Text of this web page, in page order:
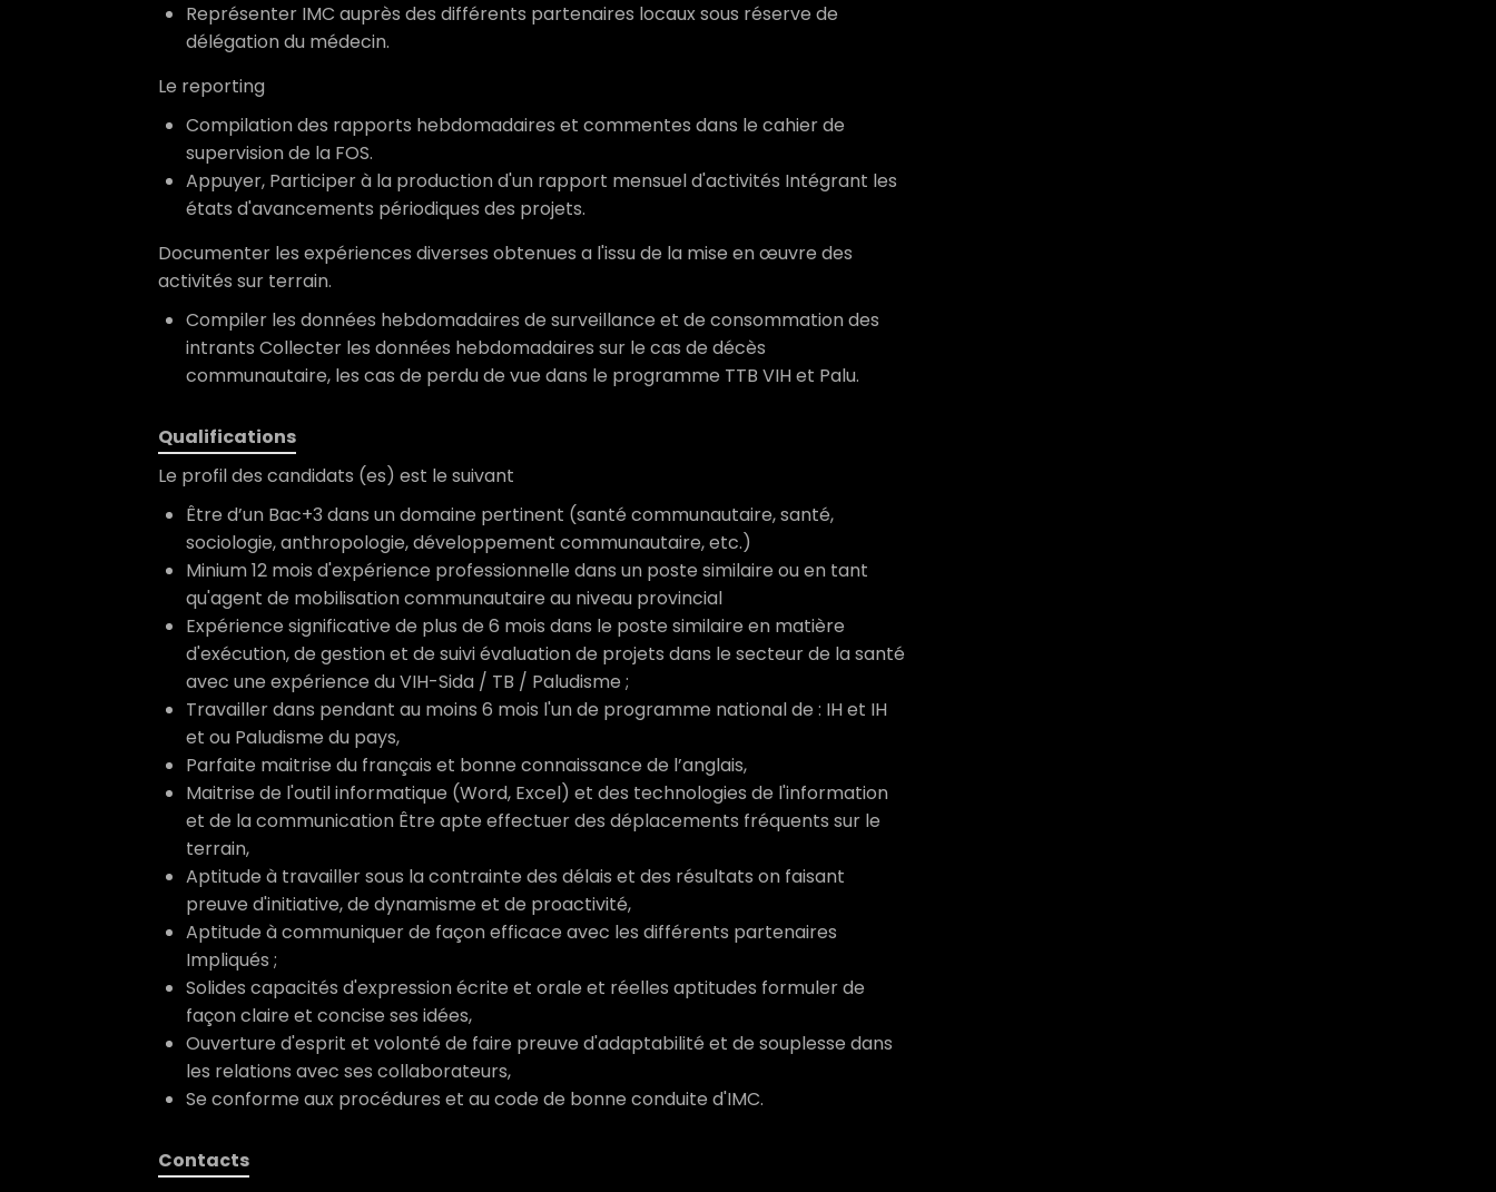
Représenter IMC auprès des différents partenaires locaux sous réserve de
délégation du médecin.
Le reporting
Compilation des rapports hebdomadaires et commentes dans le cahier de
supervision de la FOS.
Appuyer, Participer à la production d'un rapport mensuel d'activités Intégrant les
états d'avancements périodiques des projets.
Documenter les expériences diverses obtenues a l'issu de la mise en œuvre des
activités sur terrain.
Compiler les données hebdomadaires de surveillance et de consommation des
intrants Collecter les données hebdomadaires sur le cas de décès
communautaire, les cas de perdu de vue dans le programme TTB VIH et Palu.
Qualifications
Le profil des candidats (es) est le suivant
Être d’un Bac+3 dans un domaine pertinent (santé communautaire, santé,
sociologie, anthropologie, développement communautaire, etc.)
Minium 12 mois d'expérience professionnelle dans un poste similaire ou en tant
qu'agent de mobilisation communautaire au niveau provincial
Expérience significative de plus de 6 mois dans le poste similaire en matière
d'exécution, de gestion et de suivi évaluation de projets dans le secteur de la santé
avec une expérience du VIH-Sida / TB / Paludisme ;
Travailler dans pendant au moins 6 mois l'un de programme national de : IH et IH
et ou Paludisme du pays,
Parfaite maitrise du français et bonne connaissance de l’anglais,
Maitrise de l'outil informatique (Word, Excel) et des technologies de l'information
et de la communication Être apte effectuer des déplacements fréquents sur le
terrain,
Aptitude à travailler sous la contrainte des délais et des résultats on faisant
preuve d'initiative, de dynamisme et de proactivité,
Aptitude à communiquer de façon efficace avec les différents partenaires
Impliqués ;
Solides capacités d'expression écrite et orale et réelles aptitudes formuler de
façon claire et concise ses idées,
Ouverture d'esprit et volonté de faire preuve d'adaptabilité et de souplesse dans
les relations avec ses collaborateurs,
Se conforme aux procédures et au code de bonne conduite d'IMC.
Contacts